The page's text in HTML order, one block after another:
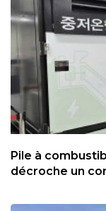
Pile à
décroche un